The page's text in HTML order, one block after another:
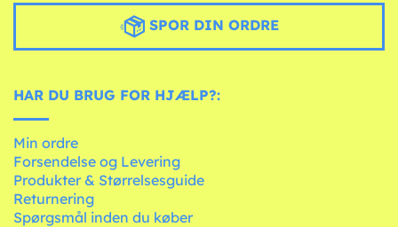
SPOR DIN ORDRE
HAR DU BRUG FOR HJÆLP?:
Min ordre
Forsendelse og Levering
Produkter & Størrelsesguide
Returnering
Spørgsmål inden du køber